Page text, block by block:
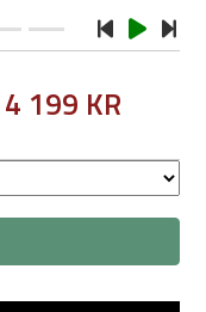
4 199 KR